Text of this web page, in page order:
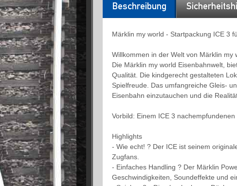
Beschreibung
Märklin my world - Startpackung ICE 3
Willkommen in der Welt von Märklin my
Die Märklin my world Eisenbahnwelt,
Qualität. Die kindgerecht gestalteten
Spielfreude. Das umfangreiche Gleis-
Eisenbahn einzutauchen und die
Vorbild: Einem ICE 3
Highlights
- Wie echt! ? Der ICE ist seinem
Zugfans.
- Einfaches Handling ? Der Märklin
Geschwindigkeiten, Soundeffekte und